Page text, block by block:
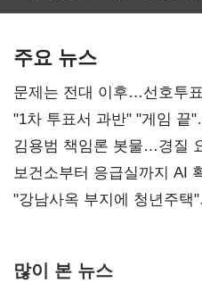
주요 뉴스
문제는 전대 이후…선호투
불복'
"1차 투표서 과반" "게임 끝
김용범 책임론 봇물…경질
보건소부터 응급실까지 AI
"강남사옥 부지에 청년주
많이 본 뉴스